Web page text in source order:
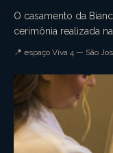
O casamento da
cerimônia realizada
📍 espaço Viva 4 — São